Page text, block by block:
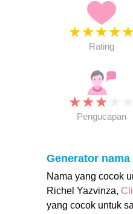
★★★★
Rating
★★★
Pengucapan
Generator nama
Nama yang cocok
Richel Yazvinza,
yang cocok untuk